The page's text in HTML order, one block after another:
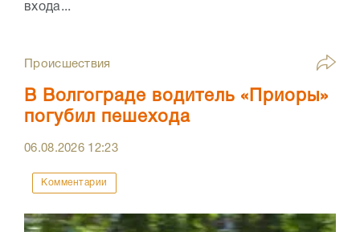
входа...
Происшествия
В Волгограде водитель «Приоры»
погубил пешехода
06.08.2026 12:23
Комментарии